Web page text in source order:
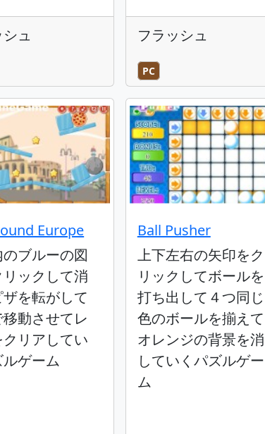
ュ フラッシュ
PC
Europe
ブルーの図
ックして消
ザを転がして
動させてレ
リアしてい
ルゲーム
Ball Pusher
上下左右の矢印をク
リックしてボールを
打ち出して４つ同じ
色のボールを揃えて
オレンジの背景を消
していくパズルゲー
ム